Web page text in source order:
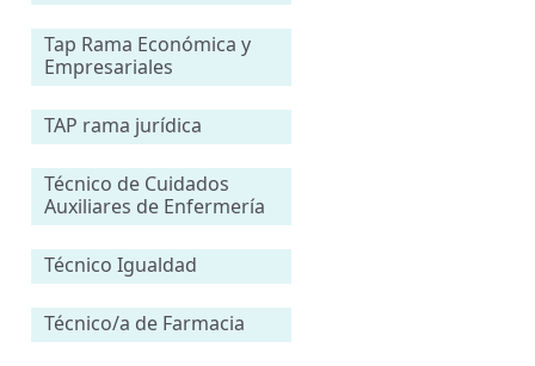
Tap Rama Económica y
Empresariales
TAP rama jurídica
Técnico de Cuidados
Auxiliares de Enfermería
Técnico Igualdad
Técnico/a de Farmacia